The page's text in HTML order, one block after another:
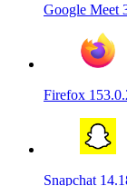
Google Meet
Firefox
Snapchat